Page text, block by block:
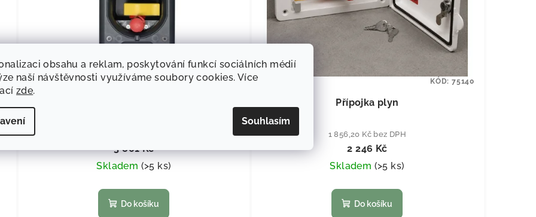
obsahu a reklam, poskytování funkcí sociálních médií
naší návštěvnosti využíváme soubory cookies. Více
zde.
Souhlasím
3 801 Kč
Skladem (>5 ks)
Do košíku
KÓD: 652512
Přípojka plyn
1 856,20 Kč bez DPH
2 246 Kč
Skladem (>5 ks)
Do košíku
KÓD: 75140